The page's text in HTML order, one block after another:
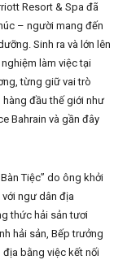
Resort & Spa đã
– người mang đến
Sinh ra và lớn lên
làm việc tại
từng giữ vai trò
đầu thế giới như
Bahrain và gần đây
Tiệc” do ông khởi
ngư dân địa
thức hải sản tươi
hải sản, Bếp trưởng
địa bằng việc kết nối